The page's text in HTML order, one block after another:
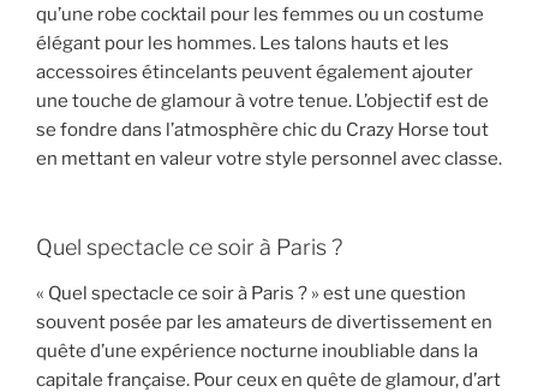
qu’une robe cocktail pour les femmes ou un costume
élégant pour les hommes. Les talons hauts et les
accessoires étincelants peuvent également ajouter
une touche de glamour à votre tenue. L’objectif est de
se fondre dans l’atmosphère chic du Crazy Horse tout
en mettant en valeur votre style personnel avec classe.
Quel spectacle ce soir à Paris ?
« Quel spectacle ce soir à Paris ? » est une question
souvent posée par les amateurs de divertissement en
quête d’une expérience nocturne inoubliable dans la
capitale française. Pour ceux en quête de glamour, d’art